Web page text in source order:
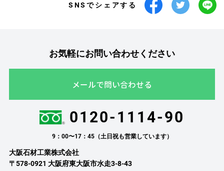
SNSでシェアする
お気軽にお問い合わせください
メールで問い合わせる
0120-1114-90
9：00〜17：45（土日祝も営業しています）
大阪石材工業株式会社
〒578-0921 大阪府東大阪市水走3-8-43